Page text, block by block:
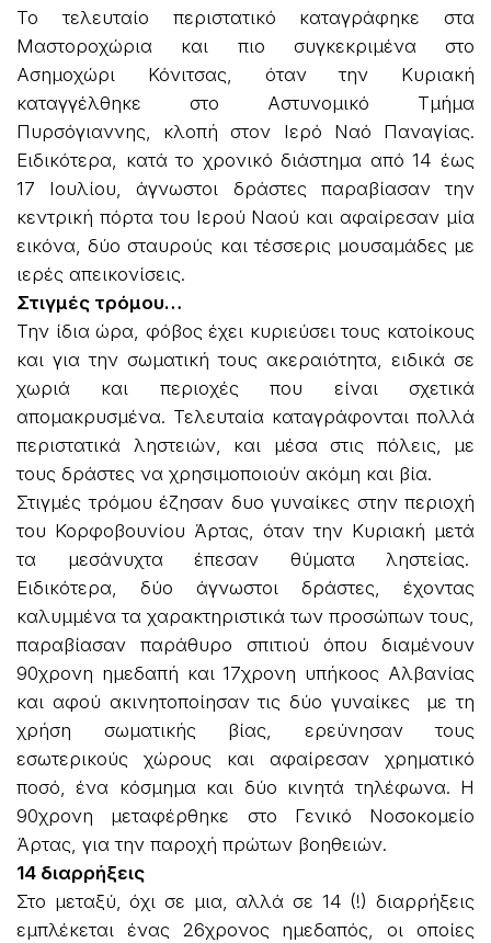
Το τελευταίο περιστατικό καταγράφηκε στα
Μαστοροχώρια και πιο συγκεκριμένα στο
Ασημοχώρι Κόνιτσας, όταν την Κυριακή
καταγγέλθηκε στο Αστυνομικό Τμήμα
Πυρσόγιαννης, κλοπή στον Ιερό Ναό Παναγίας.
Ειδικότερα, κατά το χρονικό διάστημα από 14 έως
17 Ιουλίου, άγνωστοι δράστες παραβίασαν την
κεντρική πόρτα του Ιερού Ναού και αφαίρεσαν μία
εικόνα, δύο σταυρούς και τέσσερις μουσαμάδες με
ιερές απεικονίσεις.
Στιγμές τρόμου…
Την ίδια ώρα, φόβος έχει κυριεύσει τους κατοίκους
και για την σωματική τους ακεραιότητα, ειδικά σε
χωριά και περιοχές που είναι σχετικά
απομακρυσμένα. Τελευταία καταγράφονται πολλά
περιστατικά ληστειών, και μέσα στις πόλεις, με
τους δράστες να χρησιμοποιούν ακόμη και βία.
Στιγμές τρόμου έζησαν δυο γυναίκες στην περιοχή
του Κορφοβουνίου Άρτας, όταν την Κυριακή μετά
τα μεσάνυχτα έπεσαν θύματα ληστείας.
Ειδικότερα, δύο άγνωστοι δράστες, έχοντας
καλυμμένα τα χαρακτηριστικά των προσώπων τους,
παραβίασαν παράθυρο σπιτιού όπου διαμένουν
90χρονη ημεδαπή και 17χρονη υπήκοος Αλβανίας
και αφού ακινητοποίησαν τις δύο γυναίκες με τη
χρήση σωματικής βίας, ερεύνησαν τους
εσωτερικούς χώρους και αφαίρεσαν χρηματικό
ποσό, ένα κόσμημα και δύο κινητά τηλέφωνα. Η
90χρονη μεταφέρθηκε στο Γενικό Νοσοκομείο
Άρτας, για την παροχή πρώτων βοηθειών.
14 διαρρήξεις
Στο μεταξύ, όχι σε μια, αλλά σε 14 (!) διαρρήξεις
εμπλέκεται ένας 26χρονος ημεδαπός, οι οποίες